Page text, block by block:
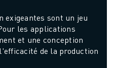
exigeantes sont un jeu
les applications
et une conception
de la production